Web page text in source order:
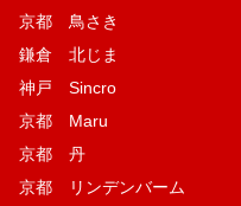
京都 鳥さき
鎌倉 北じま
神戸 Sincro
京都 Maru
京都 丹
京都 リンデンバーム